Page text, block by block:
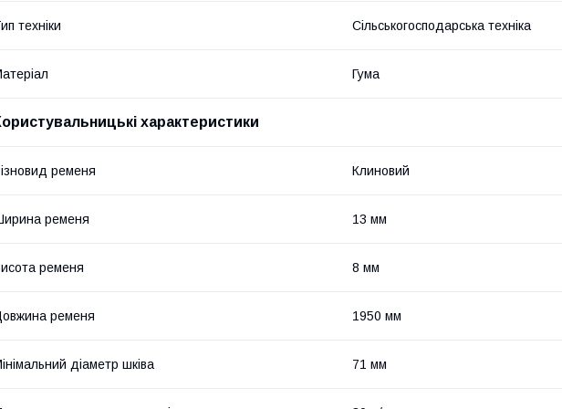
техніки Сільськогосподарська техніка
Гума
характеристики
ременя Клиновий
ременя 13 мм
ременя 8 мм
ременя 1950 мм
діаметр шківа 71 мм